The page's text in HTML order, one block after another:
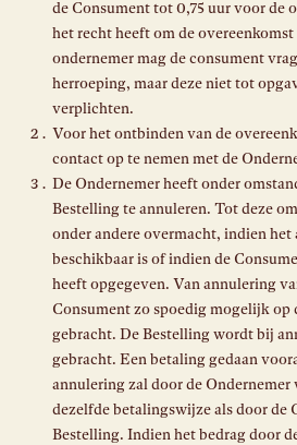
de Consument tot 0,75 uur voor de
het recht heeft om de
ondernemer mag de consument
herroeping, maar deze niet tot
verplichten.
Voor het ontbinden van de
contact op te nemen met de
De Ondernemer heeft onder
Bestelling te annuleren. Tot deze
onder andere overmacht, indien het
beschikbaar is of indien de
heeft opgegeven. Van annulering
Consument zo spoedig mogelijk op
gebracht. De Bestelling wordt bij
gebracht. Een betaling gedaan
annulering zal door de
dezelfde betalingswijze als door de
Bestelling. Indien het bedrag door